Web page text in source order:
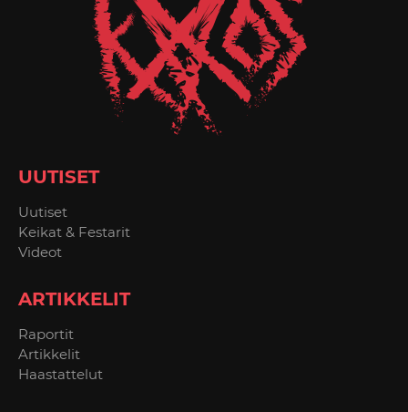
UUTISET
Uutiset
Keikat & Festarit
Videot
ARTIKKELIT
Raportit
Artikkelit
Haastattelut